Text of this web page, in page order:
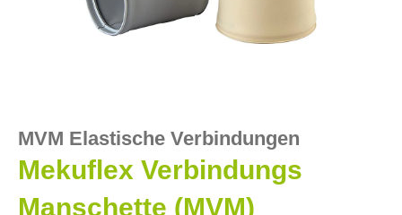
MVM Elastische Verbindungen
Mekuflex Verbindungs
Manschette (MVM)